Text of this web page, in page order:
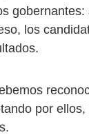
los
por